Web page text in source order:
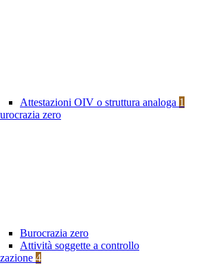
Attestazioni OIV o struttura analoga 1
zero
Burocrazia zero
Attività soggette a controllo
4